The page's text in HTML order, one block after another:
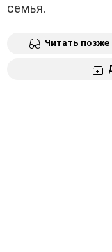
семья.
Читать позже